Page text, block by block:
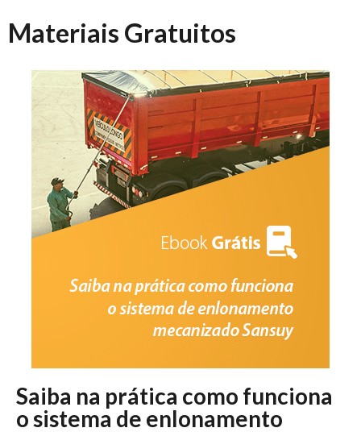
Materiais Gratuitos
Saiba na prática como funciona
o sistema de enlonamento